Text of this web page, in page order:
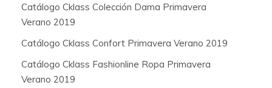
Catálogo Cklass Colección Dama Primavera
Verano 2019
Catálogo Cklass Confort Primavera Verano 2019
Catálogo Cklass Fashionline Ropa Primavera
Verano 2019